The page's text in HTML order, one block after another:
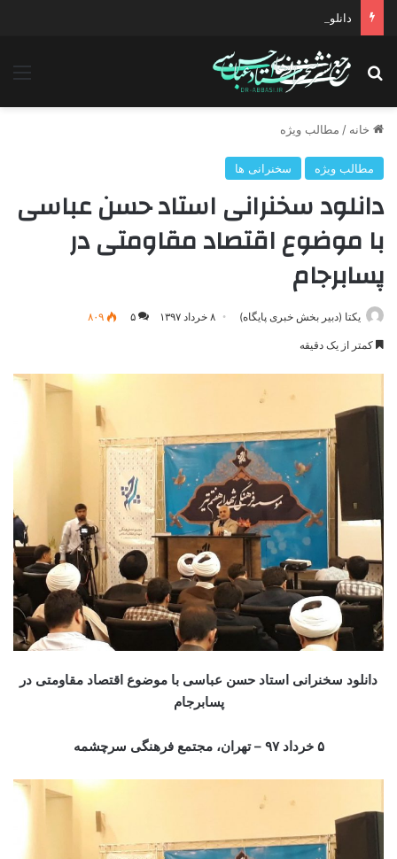
جستجو برای
خانه / مطالب ویژه
مطالب ویژه سخنرانی ها
دانلود سخنرانی استاد حسن عباسی
با موضوع اقتصاد مقاومتی در
پسابرجام
یکتا (دبیر بخش خبری پایگاه) ۸ خرداد ۱۳۹۷ ۵ ۸۰۹
کمتر از یک دقیقه
دانلود سخنرانی استاد حسن عباسی با موضوع اقتصاد مقاومتی در
پسابرجام
۵ خرداد ۹۷ – تهران، مجتمع فرهنگی سرچشمه